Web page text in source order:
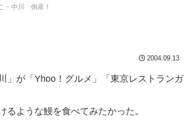
・中川 倒産！
2004.09.13
」が「Yhoo！グルメ」「東京レストランガ
ような鰻を食べてみたかった。